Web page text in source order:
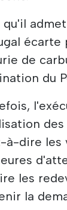
qu'il
de
du
des
à-dire les
les
la